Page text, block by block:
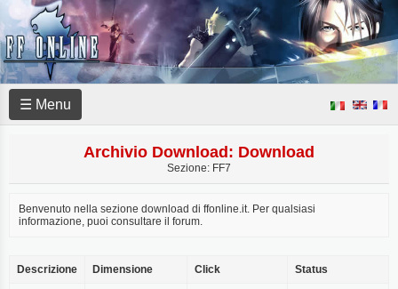
☰ Menu
Archivio Download: Download
Sezione: FF7
Benvenuto nella sezione download di ffonline.it. Per qualsiasi
informazione, puoi consultare il forum.
Descrizione Dimensione Click Status